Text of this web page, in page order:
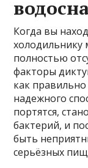
Когда вы
холодильнику
полностью
факторы
как правильно
надежного
портятся,
бактерий, и
быть
серьёзных